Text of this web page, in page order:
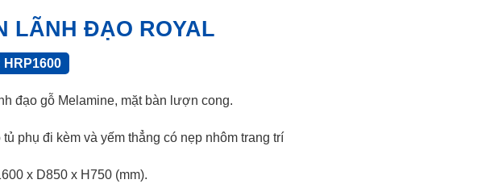
LÃNH ĐẠO ROYAL
HRP1600
đạo gỗ Melamine, mặt bàn lượn cong.
tủ phụ đi kèm và yếm thẳng có nẹp nhôm trang trí
x D850 x H750 (mm).